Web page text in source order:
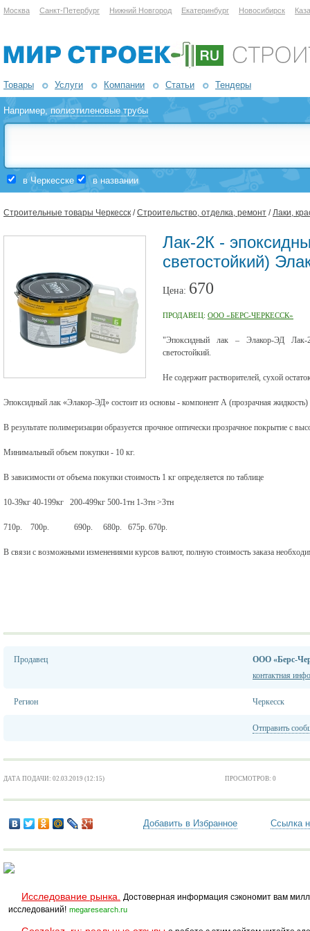
Москва Санкт-Петербург Нижний Новгород Екатеринбург Новосибирск
Товары Услуги Компании Статьи Тендеры
Например,полиэтиленовые трубы
в Черкесске в названии
Строительные товары Черкесск /Строительство, отделка, ремонт /Лаки,
Лак-2К -
светостойкий)
Цена: 670
ПРОДАВЕЦ: ООО «БЕРС-ЧЕРКЕССК»
"Эпоксидный лак – Элакор-ЭД Лак-
светостойкий.
Не содержит растворителей, сухой
Эпоксидный лак «Элакор-ЭД» состоит из основы - компонент А (прозрачная
В результате полимеризации образуется прочное оптически прозрачное покрытие с
Минимальный объем покупки - 10 кг.
В зависимости от объема покупки стоимость 1 кг определяется по таблице
10-39кг 40-199кг 200-499кг 500-1тн 1-3тн >3тн
710р. 700р. 690р. 680р. 675р. 670р.
В связи с возможными изменениями курсов валют, полную стоимость заказа
Продавец
ООО «Берс-
контактная
Регион Черкесск
Отправить
ДАТА ПОДАЧИ: 02.03.2019 (12:15) ПРОСМОТРОВ: 0
Добавить в Избранное Ссылка
Исследование рынка.
Достоверная информация сэкономит вам
исследований! megaresearch.ru